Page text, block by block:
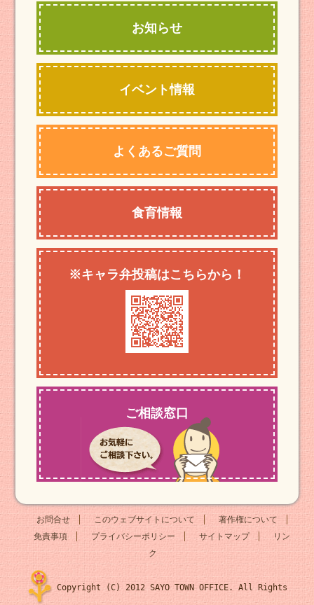
お知らせ
イベント情報
よくあるご質問
食育情報
※キャラ弁投稿はこちらから！
ご相談窓口
お問合せ このウェブサイトについて
著作権について
免責事項
プライバシーポリシー サイトマップ
リン
ク
Copyright (C) 2012 SAYO TOWN OFFICE. All Rights